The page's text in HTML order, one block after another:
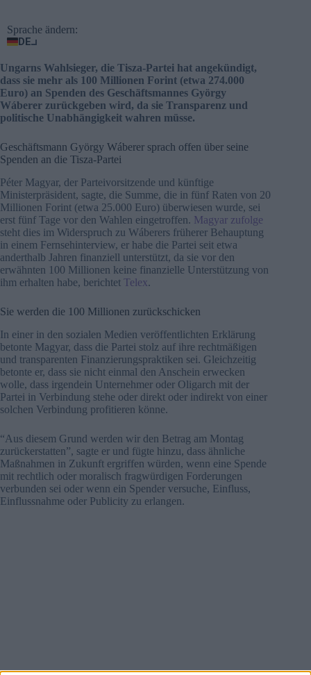
Sprache ändern:
DE
Ungarns Wahlsieger, die Tisza-Partei hat angekündigt,
dass sie mehr als 100 Millionen Forint (etwa 274.000
Euro) an Spenden des Geschäftsmannes György
Wáberer zurückgeben wird, da sie Transparenz und
politische Unabhängigkeit wahren müsse.
Geschäftsmann György Wáberer sprach offen über seine
Spenden an die Tisza-Partei
Péter Magyar, der Parteivorsitzende und künftige
Ministerpräsident, sagte, die Summe, die in fünf Raten von 20
Millionen Forint (etwa 25.000 Euro) überwiesen wurde, sei
erst fünf Tage vor den Wahlen eingetroffen. Magyar zufolge
steht dies im Widerspruch zu Wáberers früherer Behauptung
in einem Fernsehinterview, er habe die Partei seit etwa
anderthalb Jahren finanziell unterstützt, da sie vor den
erwähnten 100 Millionen keine finanzielle Unterstützung von
ihm erhalten habe, berichtet Telex.
Sie werden die 100 Millionen zurückschicken
In einer in den sozialen Medien veröffentlichten Erklärung
betonte Magyar, dass die Partei stolz auf ihre rechtmäßigen
und transparenten Finanzierungspraktiken sei. Gleichzeitig
betonte er, dass sie nicht einmal den Anschein erwecken
wolle, dass irgendein Unternehmer oder Oligarch mit der
Partei in Verbindung stehe oder direkt oder indirekt von einer
solchen Verbindung profitieren könne.
“Aus diesem Grund werden wir den Betrag am Montag
zurückerstatten”, sagte er und fügte hinzu, dass ähnliche
Maßnahmen in Zukunft ergriffen würden, wenn eine Spende
mit rechtlich oder moralisch fragwürdigen Forderungen
verbunden sei oder wenn ein Spender versuche, Einfluss,
Einflussnahme oder Publicity zu erlangen.